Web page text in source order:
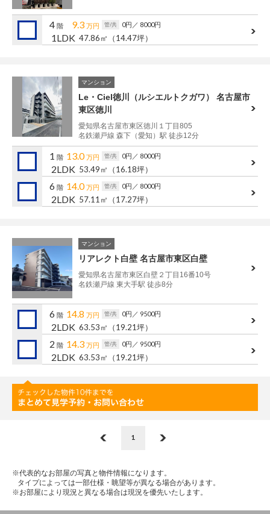
4 階 9.3 万円 管/共 0円 ／ 8000円
1LDK 47.86㎡ （14.47坪）
マンション
Le・Ciel徳川（ルシエルトクガワ） 名古屋市
東区徳川
愛知県名古屋市東区徳川１丁目805
名鉄瀬戸線 森下（愛知）駅 徒歩12分
1 階 13.0万円 管/共 0円 ／ 8000円
2LDK 53.49㎡ （16.18坪）
6 階 14.0万円 管/共 0円 ／ 8000円
2LDK 57.11㎡ （17.27坪）
マンション
リアレクト白壁 名古屋市東区白壁
愛知県名古屋市東区白壁２丁目16番10号
名鉄瀬戸線 東大手駅 徒歩8分
6 階 14.8 万円 管/共 0円 ／ 9500円
2LDK 63.53㎡ （19.21坪）
2 階 14.3 万円 管/共 0円 ／ 9500円
2LDK 63.53㎡ （19.21坪）
1
※代表的なお部屋の写真と物件情報になります。
タイプによっては一部仕様・眺望等が異なる場合があります。
※お部屋により現況と異なる場合は現況を優先いたします。